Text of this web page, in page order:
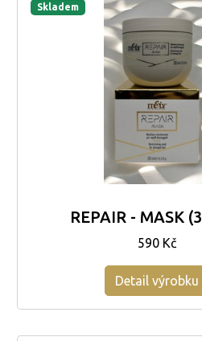
Skladem
REPAIR - MASK
590 Kč
Detail výrobku